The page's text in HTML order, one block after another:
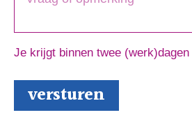
Je krijgt binnen twee